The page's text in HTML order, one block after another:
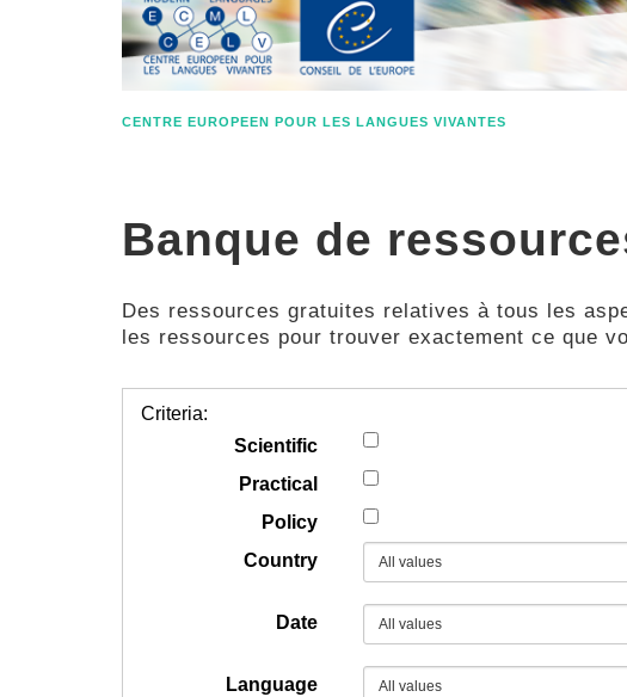
CENTRE EUROPEEN POUR LES LANGUES VIVANTES
Banque de
Des ressources gratuites relatives à tous les
les ressources pour trouver exactement ce que
Criteria:
Scientific
Practical
Policy
Country
Date
Language